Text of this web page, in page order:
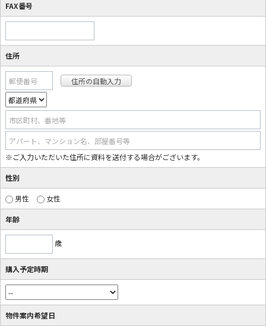
FAX番号
住所
郵便番号
市区町村、番地等
アパート、マンション名、部屋番号等
※ご入力いただいた住所に資料を送付する場合がございます。
性別
男性 女性
年齢
歳
購入予定時期
物件案内希望日